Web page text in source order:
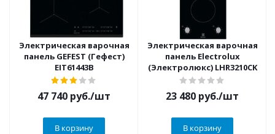
Электрическая варочная
панель GEFEST (Гефест)
EIT61443B
47 740 руб./шт
В корзину
Электрическая варочная
панель Electrolux
(Электролюкс) LHR3210CK
23 480 руб./шт
В корзину